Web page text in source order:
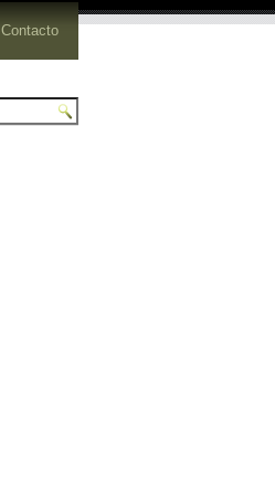
Contacto